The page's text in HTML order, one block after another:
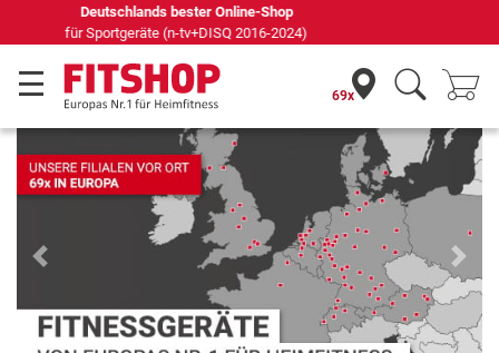
Seit 42 Jahren Ihr Experte für Heimfitness
69x
Previous Next